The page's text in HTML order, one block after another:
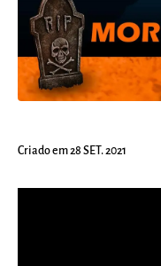
Criado em 28 SET. 2021